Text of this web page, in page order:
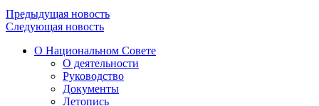
Предыдущая новость
Следующая новость
О Национальном Совете
О деятельности
Руководство
Документы
Летопись